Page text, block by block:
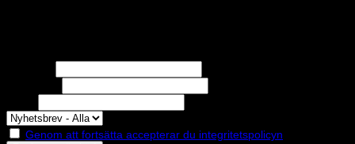
Genom att fortsätta accepterar du integritetspolicyn